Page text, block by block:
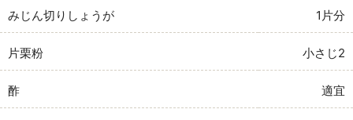
みじん切りしょうが 1片分
片栗粉 小さじ2
酢 適宜